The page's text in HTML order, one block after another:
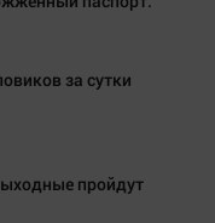
за сутки
пройдут